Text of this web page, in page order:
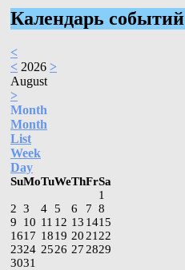
Календарь событий
<
< 2026 >
August
>
Month
Month
List
Week
Day
SuMoTuWeThFrSa
1
2 3 4 5 6 7 8
9
10 11 12 13 1415
1617 1819 20 21 22
2324 2526 27 2829
3031